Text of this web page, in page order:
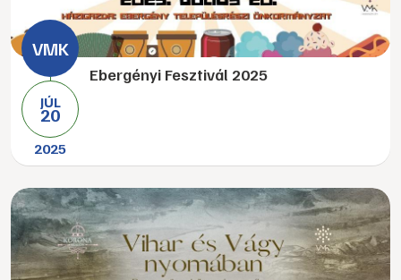
JÚL
20
2025
Ebergényi Fesztivál 2025